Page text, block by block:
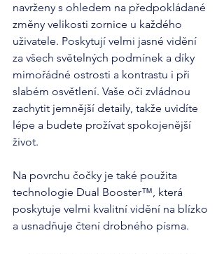
navrženy s ohledem na předpokládané
změny velikosti zornice u každého
uživatele. Poskytují velmi jasné vidění
za všech světelných podmínek a díky
mimořádné ostrosti a kontrastu i při
slabém osvětlení. Vaše oči zvládnou
zachytit jemnější detaily, takže uvidíte
lépe a budete prožívat spokojenější
život.
Na povrchu čočky je také použita
technologie Dual Booster™, která
poskytuje velmi kvalitní vidění na blízko
a usnadňuje čtení drobného písma.